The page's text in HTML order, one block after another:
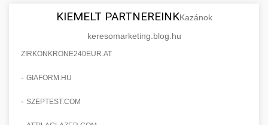
KIEMELT PARTNEREINKKazánok
keresomarketing.blog.hu
ZIRKONKRONE240EUR.AT
- GIAFORM.HU
- SZEPTEST.COM